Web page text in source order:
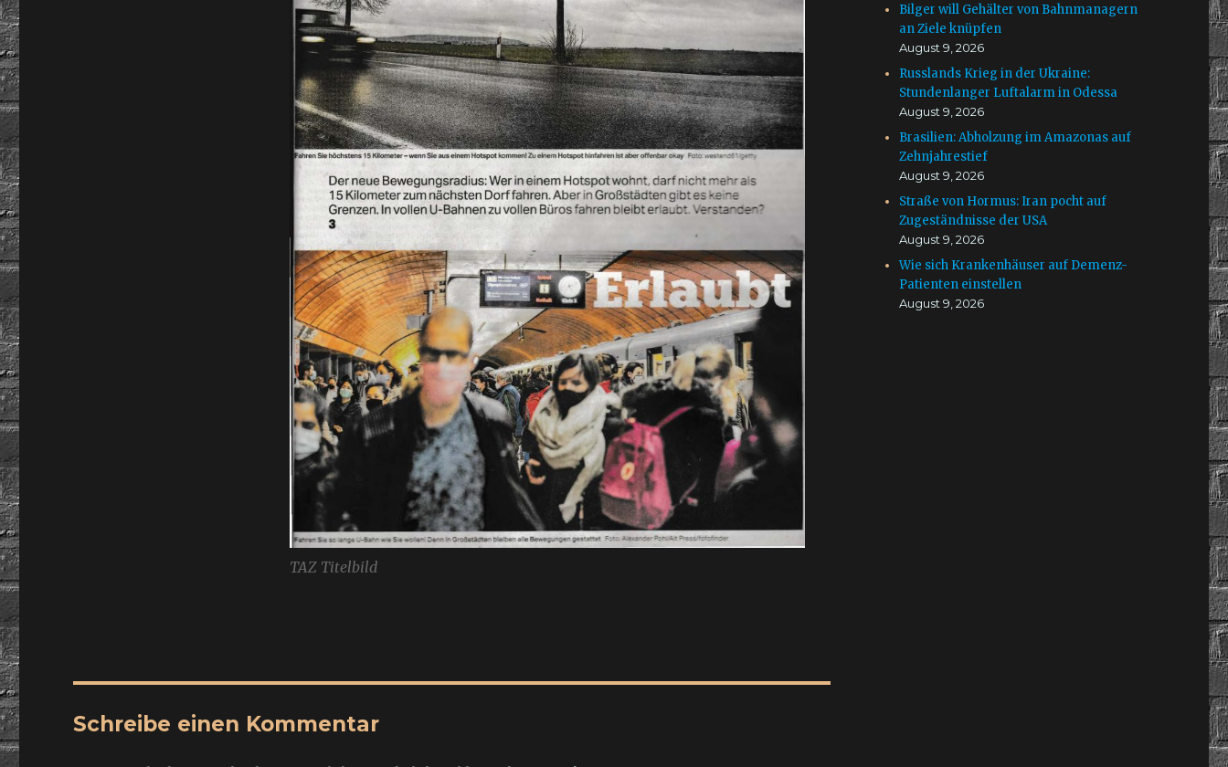
TAZ Titelbild
Schreibe einen Kommentar
Bilger will Gehälter von Bahnmanagern
an Ziele knüpfen
August 9, 2026
Russlands Krieg in der Ukraine:
Stundenlanger Luftalarm in Odessa
August 9, 2026
Brasilien: Abholzung im Amazonas auf
Zehnjahrestief
August 9, 2026
Straße von Hormus: Iran pocht auf
Zugeständnisse der USA
August 9, 2026
Wie sich Krankenhäuser auf Demenz-
Patienten einstellen
August 9, 2026